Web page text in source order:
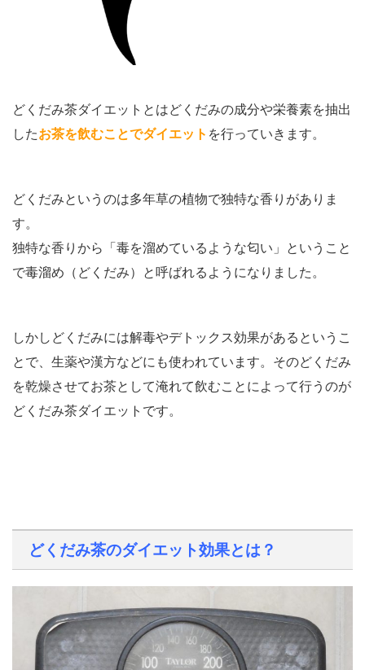
どくだみ茶ダイエットとはどくだみの成分や栄養素を抽出
したお茶を飲むことでダイエット を行っていきます。
どくだみというのは多年草の植物で独特な香りがありま
す。
独特な香りから「毒を溜めているような匂い」ということ
で毒溜め（どくだみ）と呼ばれるようになりました。
しかしどくだみには解毒やデトックス効果があるというこ
とで、生薬や漢方などにも使われています。そのどくだみ
を乾燥させてお茶として淹れて飲むことによって行うのが
どくだみ茶ダイエットです。
どくだみ茶のダイエット効果とは？